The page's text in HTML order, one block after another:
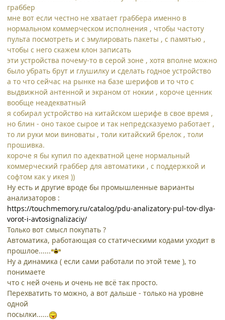
граббер
мне вот если честно не хватает граббера именно в
нормальном коммерческом исполнения , чтобы частоту
пульта посмотреть и с эмулировать пакеты , с памятью ,
чтобы с него скажем клон записать
эти устройства почему-то в серой зоне , хотя вполне можно
было убрать брут и глушилку и сделать годное устройство
а то что сейчас на рынке на базе шерифов и то что с
выдвижной антенной и экраном от нокии , короче ценник
вообще неадекватный
я собирал устройство на китайском шерифе в свое время ,
но блин - оно такое сырое и так непредсказуемо работает ,
то ли руки мои виноваты , толи китайский брелок , толи
прошивка.
короче я бы купил по адекватной цене нормальный
коммерческий граббер для автоматики , с поддержкой и
софтом как у икея ))
Ну есть и другие вроде бы промышленные варианты
анализаторов :
https://touchmemory.ru/catalog/pdu-analizatory-pul-tov-dlya-
vorot-i-avtosignalizaciy/
Только вот смысл покупать ?
Автоматика, работающая со статическими кодами уходит в
прошлое......
Ну а динамика ( если сами работали по этой теме ), то
понимаете
что с ней очень и очень не всё так просто.
Перехватить то можно, а вот дальше - только на уровне
одной
посылки......